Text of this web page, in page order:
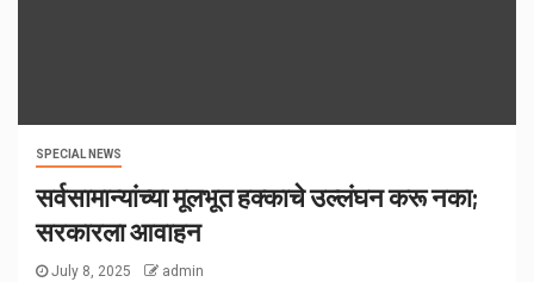
SPECIAL NEWS
सर्वसामान्यांच्या मूलभूत हक्काचे उल्लंघन करू नका;
सरकारला आवाहन
July 8, 2025 admin